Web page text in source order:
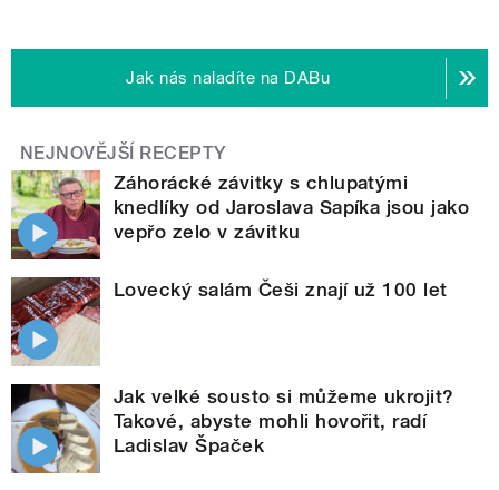
Jak nás naladíte na DABu
NEJNOVĚJŠÍ RECEPTY
Záhorácké závitky s chlupatými
knedlíky od Jaroslava Sapíka jsou jako
vepřo zelo v závitku
Lovecký salám Češi znají už 100 let
Jak velké sousto si můžeme ukrojit?
Takové, abyste mohli hovořit, radí
Ladislav Špaček